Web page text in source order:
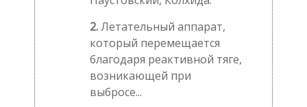
2.Летательный аппарат,
который перемещается
благодаря реактивной тяге,
возникающей при
выбросе...